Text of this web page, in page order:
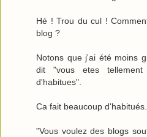
Hé ! Trou du cul !
blog ?
Notons que j'ai été moins
dit "vous etes
d'habitues".
Ca fait beaucoup
"Vous voulez des blogs